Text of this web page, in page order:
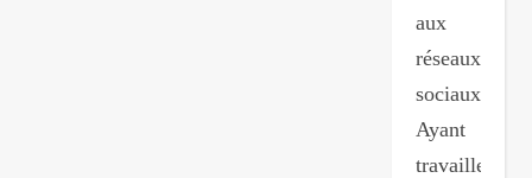
aux
réseaux
sociaux…
Ayant
travailler